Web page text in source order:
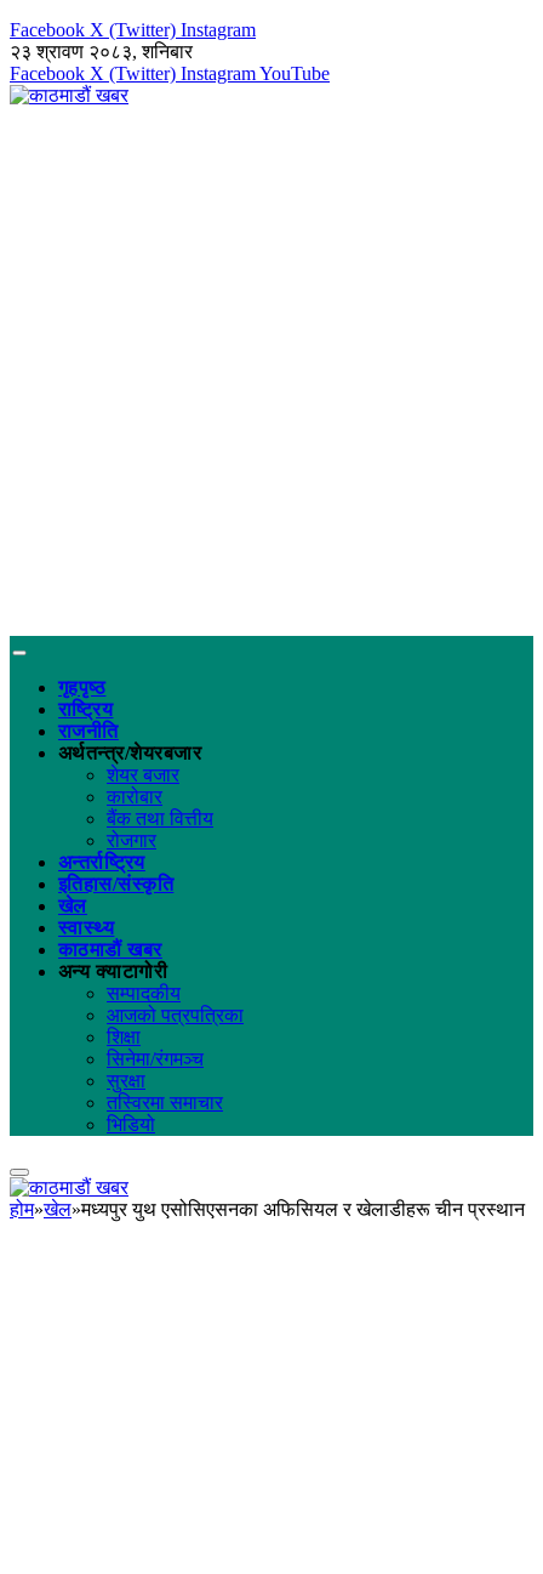
Facebook X (Twitter) Instagram
२३ श्रावण २०८३, शनिबार
Facebook X (Twitter) InstagramYouTube
गृहपृष्ठ
राष्ट्रिय
राजनीति
अर्थतन्त्र/शेयरबजार
शेयर बजार
कारोबार
बैंक तथा वित्तीय
रोजगार
अन्तर्राष्ट्रिय
इतिहास/संस्कृति
खेल
स्वास्थ्य
काठमाडौं खबर
अन्य क्याटागोरी
सम्पादकीय
आजको पत्रपत्रिका
शिक्षा
सिनेमा/रंगमञ्च
सुरक्षा
तस्विरमा समाचार
भिडियो
होम»खेल»मध्यपुर युथ एसोसिएसनका अफिसियल र खेलाडीहरू चीन प्रस्थान